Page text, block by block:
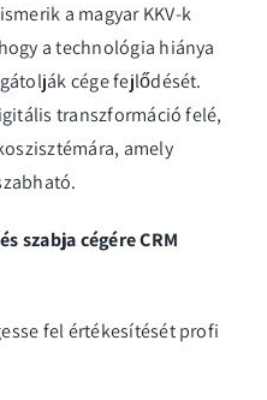
a magyar KKV-k
a technológia hiánya
cége fejlődését.
transzformáció felé,
amely
szabja cégére CRM
fel értékesítését profi